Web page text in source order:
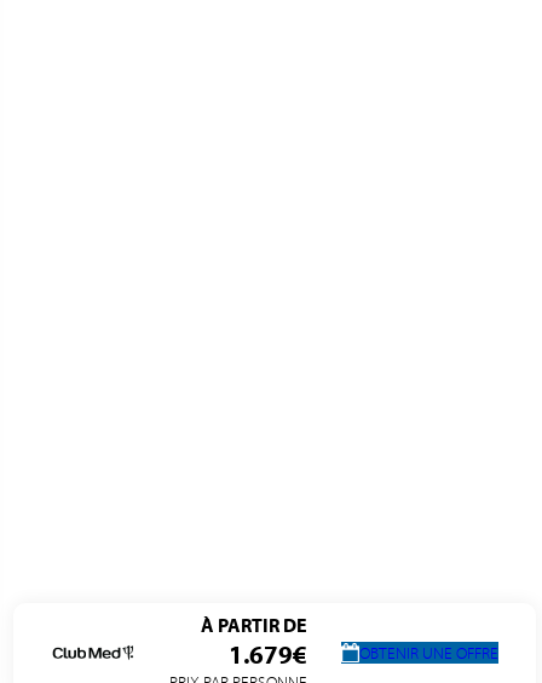
À PARTIR DE
1.679€ OBTENIR UNE OFFRE